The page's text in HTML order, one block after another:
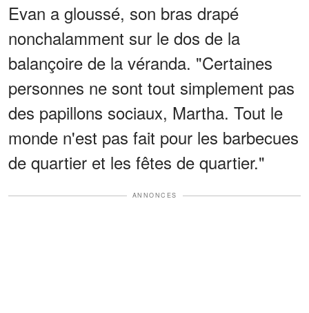
Evan a gloussé, son bras drapé
nonchalamment sur le dos de la
balançoire de la véranda. "Certaines
personnes ne sont tout simplement pas
des papillons sociaux, Martha. Tout le
monde n'est pas fait pour les barbecues
de quartier et les fêtes de quartier."
ANNONCES